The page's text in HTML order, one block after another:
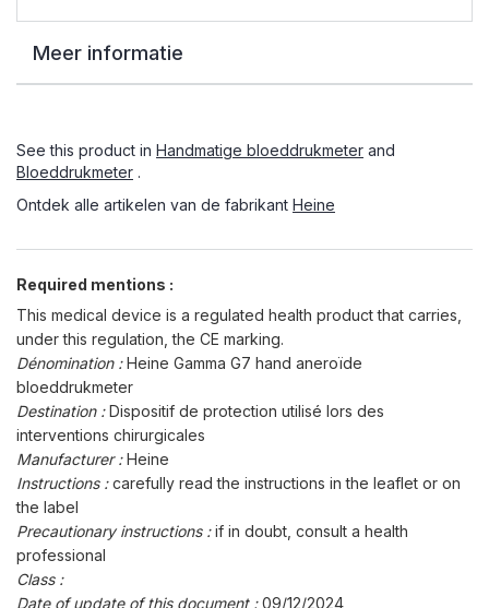
Meer informatie
See this product in Handmatige bloeddrukmeter and
Bloeddrukmeter .
Ontdek alle artikelen van de fabrikant Heine
Required mentions :
This medical device is a regulated health product that carries,
under this regulation, the CE marking.
Dénomination :Heine Gamma G7 hand aneroïde
bloeddrukmeter
Destination :Dispositif de protection utilisé lors des
interventions chirurgicales
Manufacturer :Heine
Instructions :carefully read the instructions in the leaflet or on
the label
Precautionary instructions :if in doubt, consult a health
professional
Class :
Date of update of this document :09/12/2024